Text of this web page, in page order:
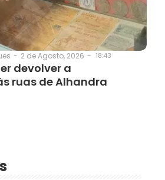
- 2 de Agosto, 2026 - 18:43
devolver a
ruas de Alhandra